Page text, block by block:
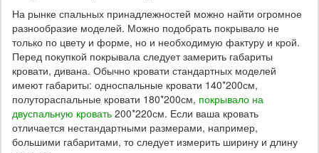
На рынке спальных принадлежностей можно найти огромное
разнообразие моделей. Можно подобрать покрывало не
только по цвету и форме, но и необходимую фактуру и крой.
Перед покупкой покрывала следует замерить габариты
кровати, дивана. Обычно кровати стандартных моделей
имеют габариты: односпальные кровати 140*200см,
полутораспальные кровати 180*200см, покрывало на
двуспальную кровать 200*220см. Если ваша кровать
отличается нестандартными размерами, например,
большими габаритами, то следует измерить ширину и длину